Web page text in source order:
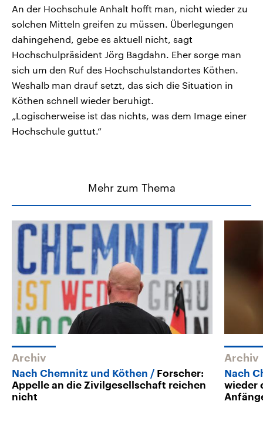
An der Hochschule Anhalt hofft man, nicht wieder zu
solchen Mitteln greifen zu müssen. Überlegungen
dahingehend, gebe es aktuell nicht, sagt
Hochschulpräsident Jörg Bagdahn. Eher sorge man
sich um den Ruf des Hochschulstandortes Köthen.
Weshalb man drauf setzt, das sich die Situation in
Köthen schnell wieder beruhigt.
„Logischerweise ist das nichts, was dem Image einer
Hochschule guttut.“
Mehr zum Thema
Archiv
Nach Chemnitz und Köthen
Forscher:
Appelle an die Zivilgesellschaft reichen
nicht
Archiv
Nach
wieder